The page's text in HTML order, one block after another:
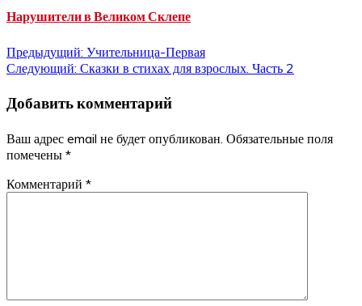
Нарушители в Великом Склепе
Навигация
записям
Предыдущий: Учительница-Первая
Следующий: Сказки в стихах для взрослых. Часть 2
Добавить комментарий
Ваш адрес email не будет опубликован. Обязательные поля
помечены *
Комментарий *